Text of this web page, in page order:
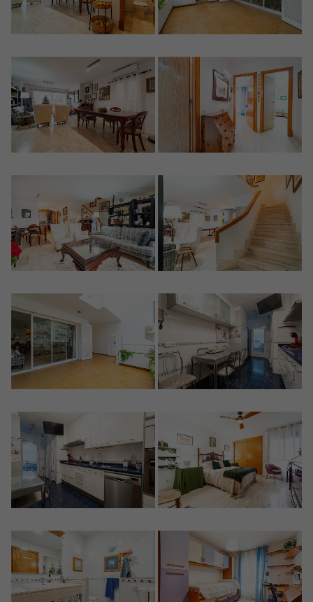
Descargar Expose
Accede a tu cuenta
Crear una cuenta
Nombre*
Apellidos*
Vende tu Propiedad